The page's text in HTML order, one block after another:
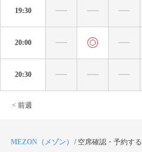
19:30
20:00
20:30
< 前週
MEZON（メゾン） / 空席確認・予約する